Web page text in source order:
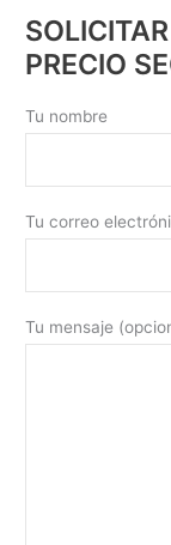
PRECIO
Tu nombre
Tu correo
Tu mensaje